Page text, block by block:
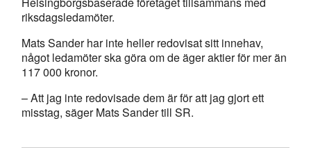
riksdagsledamöter.
Mats Sander har inte heller redovisat sitt innehav,
något ledamöter ska göra om de äger aktier för mer än
117 000 kronor.
– Att jag inte redovisade dem är för att jag gjort ett
misstag, säger Mats Sander till SR.